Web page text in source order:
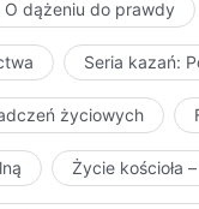
O dążeniu do prawdy
Seria kazań:
życiowych
Życie kościoła